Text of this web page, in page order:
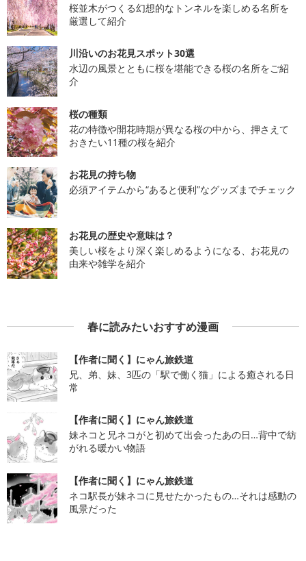
桜並木がつくる幻想的なトンネルを楽しめる名所を
厳選して紹介
川沿いのお花見スポット30選
水辺の風景とともに桜を堪能できる桜の名所をご紹
介
桜の種類
花の特徴や開花時期が異なる桜の中から、押さえて
おきたい11種の桜を紹介
お花見の持ち物
必須アイテムから“あると便利”なグッズまでチェック
お花見の歴史や意味は？
美しい桜をより深く楽しめるようになる、お花見の
由来や雑学を紹介
春に読みたいおすすめ漫画
【作者に聞く】にゃん旅鉄道
兄、弟、妹、3匹の「駅で働く猫」による癒される日
常
【作者に聞く】にゃん旅鉄道
妹ネコと兄ネコがと初めて出会ったあの日…背中で紡
がれる暖かい物語
【作者に聞く】にゃん旅鉄道
ネコ駅長が妹ネコに見せたかったもの…それは感動の
風景だった